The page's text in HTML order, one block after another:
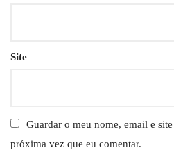
Site
Guardar o meu nome, email e
próxima vez que eu comentar.